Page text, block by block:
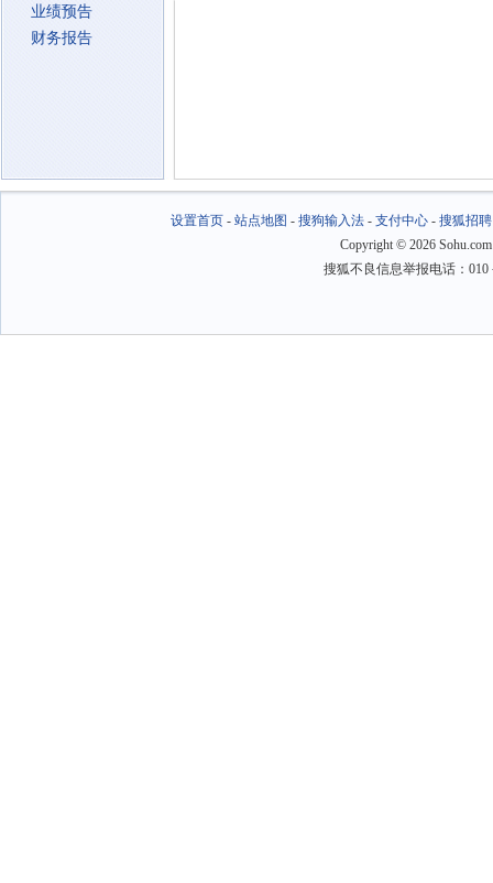
业绩预告
财务报告
设置首页- 站点地图 - 搜狗输入法- 支付中心- 搜狐招聘
Copyright © 2026
搜狐不良信息举报电话：010